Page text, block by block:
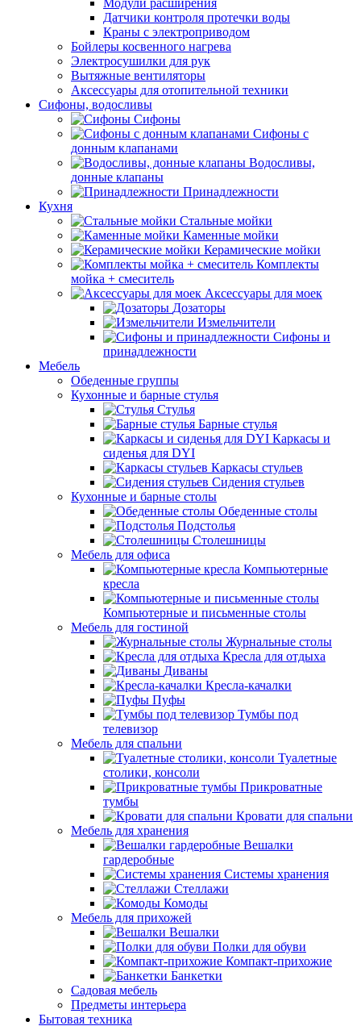
Модули расширения
Датчики контроля протечки воды
Краны с электроприводом
Бойлеры косвенного нагрева
Электросушилки для рук
Вытяжные вентиляторы
Аксессуары для отопительной техники
Сифоны, водосливы
Сифоны
Сифоны с
донным клапанами
Водосливы,
донные клапаны
Принадлежности
Кухня
Стальные мойки
Каменные мойки
Керамические мойки
Комплекты
мойка + смеситель
Аксессуары для моек
Дозаторы
Измельчители
Сифоны и
принадлежности
Мебель
Обеденные группы
Кухонные и барные стулья
Стулья
Барные стулья
Каркасы и
сиденья для DYI
Каркасы стульев
Сидения стульев
Кухонные и барные столы
Обеденные столы
Подстолья
Столешницы
Мебель для офиса
Компьютерные
кресла
Компьютерные и письменные столы
Мебель для гостиной
Журнальные столы
Кресла для отдыха
Диваны
Кресла-качалки
Пуфы
Тумбы под
телевизор
Мебель для спальни
Туалетные
столики, консоли
Прикроватные
тумбы
Кровати для спальни
Мебель для хранения
Вешалки
гардеробные
Системы хранения
Стеллажи
Комоды
Мебель для прихожей
Вешалки
Полки для обуви
Компакт-прихожие
Банкетки
Садовая мебель
Предметы интерьера
Бытовая техника